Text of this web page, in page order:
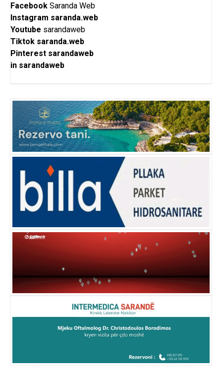
Facebook Saranda Web
Instagram saranda.web
Youtube sarandaweb
Tiktok saranda.web
Pinterest sarandaweb
in sarandaweb